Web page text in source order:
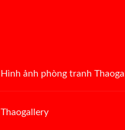
Hình ảnh phòng tranh
Thaogallery